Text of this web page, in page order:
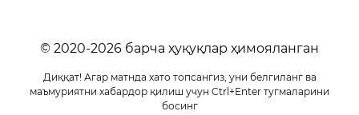
© 2020-2026 барча ҳуқуқлар ҳимояланган
Диққат! Агар матнда хато топсангиз, уни белгиланг ва
маъмуриятни хабардор қилиш учун Ctrl+Enter тугмаларини
босинг